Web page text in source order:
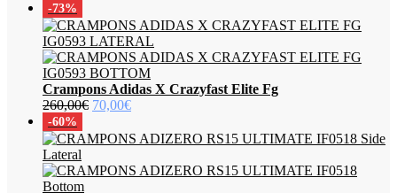
initial
était :
220,00€.
actuel
est :
110,00€.
-73%
Crampons Adidas X Crazyfast Elite Fg
260,00€ Le
initial
260,00€.
70,00€Le
actuel
70,00€.
-60%